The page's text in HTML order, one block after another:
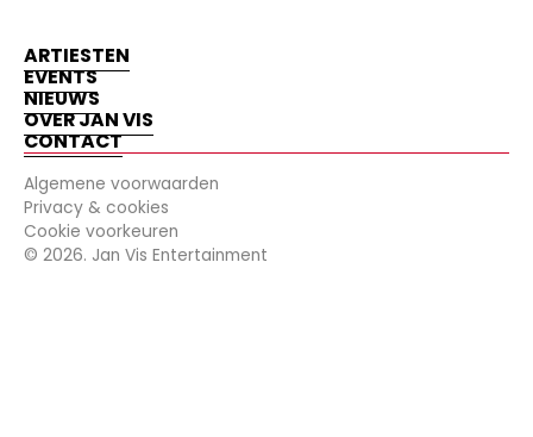
ARTIESTEN
EVENTS
NIEUWS
OVER JAN VIS
CONTACT
Algemene voorwaarden
Privacy & cookies
Cookie voorkeuren
© 2026. Jan Vis Entertainment